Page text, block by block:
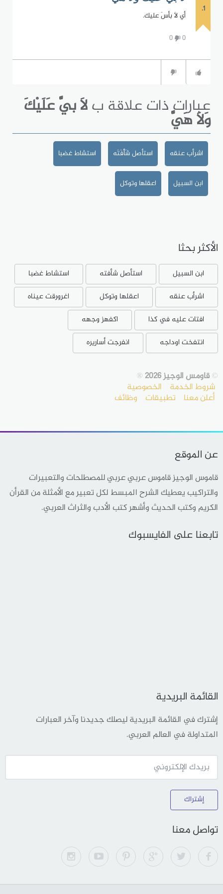
1.
أي لاَ بأسَ عليك.
0
0
عبارات ذات علاقة بلاَ بيَّ عَلَيْكَ
وَلاَ هَيَّ
اشرأب عنقه استأصل شَأْفَتَه استشاط غضبا
ابن السبيل اعقلها وتوكل
الأكثر بحثا
ابن السبيل استأصل شأفته
استشاط غضبا
اشرأب عنقه
اعقلها وتوكل
اغرورقت عيناه
افتات عليه في كذا
اكفهز وجهه
انتفخت اوداجه
انفرجت أساريره
©قاومس الوجيز 2026 ®
شروط الخدمة الخصوصية
أعلن معنا تطبيقات وظائف
عن الموقع
قاموس الوجيز قاموس عربي عربي للمصطلحات والتعبيرات
والتراكيب يعطيك الشرح المبسط لكل تعبير مع الأمثلة من القرأن
الكريم وكتب الحديث وأشهر كتب الأدب والثراث العربي.
تابعنا على الفايسبوك
القائمة البريدية
إشترك في القائمة البريدية ليصلك جديدنا وآخر العبارات
المتداولة في العالم العربي.
إشتراك
تواصل معنا